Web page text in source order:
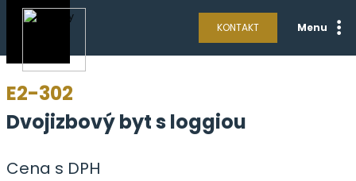
KONTAKT Menu
E2-302
Dvojizbový byt s loggiou
Cena s DPH